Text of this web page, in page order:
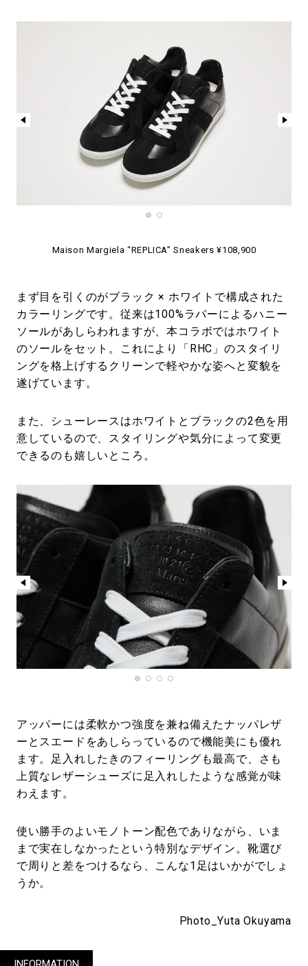
Maison Margiela “REPLICA” Sneakers ¥108,900
まず目を引くのがブラック × ホワイトで構成された
カラーリングです。従来は100%ラバーによるハニー
ソールがあしらわれますが、本コラボではホワイト
のソールをセット。これにより「RHC」のスタイリ
ングを格上げするクリーンで軽やかな姿へと変貌を
遂げています。
また、シューレースはホワイトとブラックの2色を用
意しているので、スタイリングや気分によって変更
できるのも嬉しいところ。
アッパーには柔軟かつ強度を兼ね備えたナッパレザ
ーとスエードをあしらっているので機能美にも優れ
ます。足入れしたきのフィーリングも最高で、さも
上質なレザーシューズに足入れしたような感覚が味
わえます。
使い勝手のよいモノトーン配色でありながら、いま
まで実在しなかったという特別なデザイン。靴選び
で周りと差をつけるなら、こんな1足はいかがでしょ
うか。
Photo_Yuta Okuyama